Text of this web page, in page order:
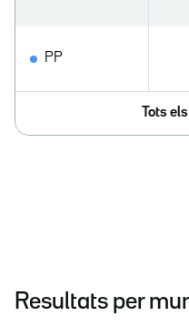
PP
Tots
Resultats per